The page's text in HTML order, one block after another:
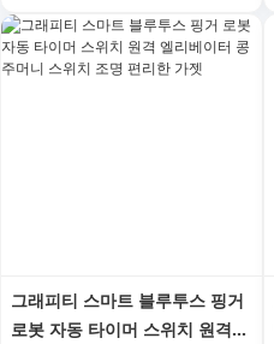
그래피티 스마트 블루투스 핑거
로봇 자동 타이머 스위치 원격